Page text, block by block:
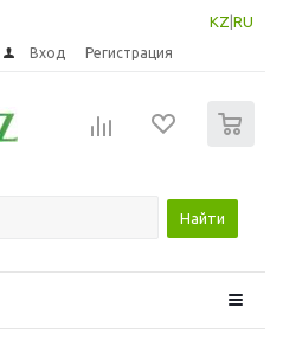
KZ RU
Вход Регистрация
Найти